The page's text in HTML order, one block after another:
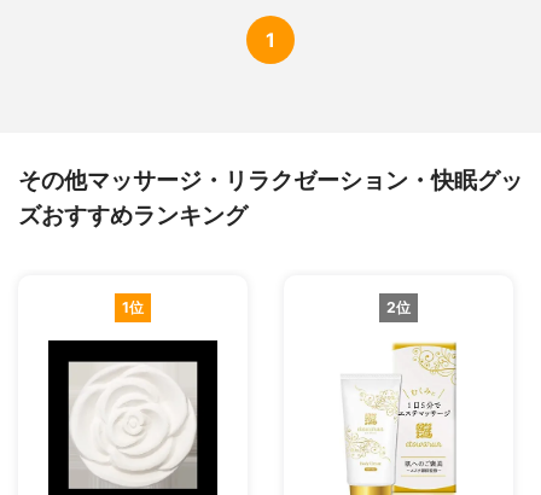
1
その他マッサージ・リラクゼーション・快眠グッ
ズおすすめランキング
1位 2位